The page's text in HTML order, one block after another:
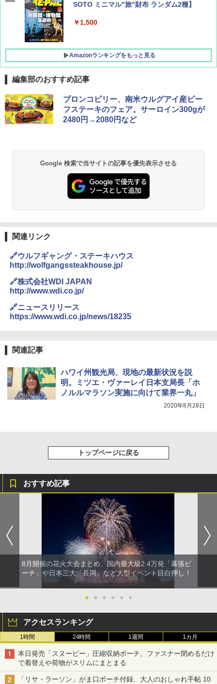
SOTO ミニマル"旅"財布 ランダム2種】
￥1,500
Amazonランキングをもっと見る
D40 地球の歩き方 チェンマイ タイ北部の魅
力的な町 2026～2027 地球の歩き方D アジア
￥2,079
球の歩き方A ヨーロッパ
￥2,479
￥2,277
地球の歩き方 スター・ウォーズ
￥2,695
￥1,540
[キャンパーズコレクション 山善] ポップアッ
プテント 傘みたいに広げて畳める パッとサ
ッとサンシェード キューブ フルクローズ メ
ッシュ 簡単設置 ワンタッチテント キャンプ
PYKES PEAK (パイクスピーク) 着替えテン
ト プライバシー テント 【中が透けない】 1
人用 折りたたみ 防災グッズ 災害用トイレ ビ
ーチ ピクニック ポップアップテント 携帯 簡
ENDLESS BASE 《めざましテレビで紹介》
テント ワンタッチ RENEW 幅200 2-3人用 43
500002(88859)
￥5,499
[キャンパーズコレクション 山善] 傘みたいに
広げるだけ パッとサッとテント ブラックコ
Coleman(コールマン) ツーリングドーム/LD
X 2人用 3人用 キャンプ アウトドア フェス
収納 コンパクト 簡単設営 カンガルーテント
BUNDOK(バンドック)ソロ ドーム 1 EX BDK
-08EX カーキ ソロキャンプ ポリエステル フ
レーム テント
026リニューアル 急速冷凍 空間倍増 衛生的
コンパクト 保冷力長持ち
￥2,980
付き ヒグマ・イノシシ対策 自治体・教育機
関の購入実績 登山・キャンプ・アウトドア・
防災用品 長期保存可能 緊急時用 日本国内発
送
￥3,680
DEWEL パラソル 大型 ビーチ アウトドアパ
ポインターライト 強力 小型 緑色/赤色/青紫色
USB充電式 高精度 超長距離照射 長時間使用
可能 安全ロック付き 高安全性 金属製耐久 コ
編集部のおすすめ記事
ブロンコビリー、南米ウルグアイ産ビー
フステーキのフェア。サーロイン300gが
2480円→2080円など
Google 検索で当サイトの記事を優先表示させる
関連リンク
🔗ウルフギャング・ステーキハウス
http://wolfgangssteakhouse.jp/
🔗株式会社WDI JAPAN
http://www.wdi.co.jp/
🔗ニュースリリース
https://www.wdi.co.jp/news/18235
関連記事
ハワイ州観光局、現地の最新状況を説
明。ミツエ・ヴァーレイ日本支局長「ホ
ノルルマラソン実施に向けて業界一丸」
2020年8月28日
トップページに戻る
おすすめ記事
8月開催の花火大会まとめ。国内最大級2.4万発「幕張ビ
ーチ」や日本三大「長岡」など大型イベント目白押し！
● ● ● ● ● ●
アクセスランキング
1時間 24時間 1週間 1カ月
本日発売「スヌーピー」圧縮収納ポーチ。ファスナー閉めるだけ
で着替えや荷物がスリムにまとまる
「リサ・ラーソン」がま口ポーチ付録、大人のおしゃれ手帖 10